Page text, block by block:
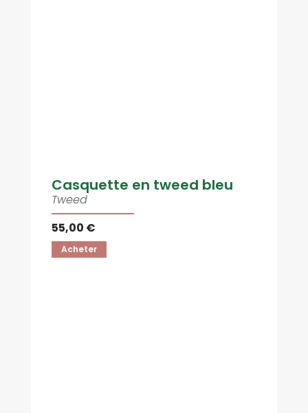
Casquette en tweed bleu
Tweed
55,00 €
Acheter